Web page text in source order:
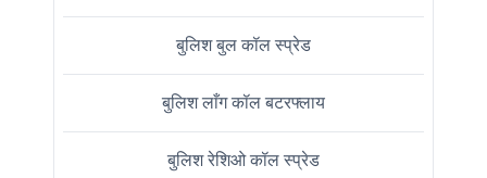
बुलिश बुल कॉल स्प्रेड
बुलिश लाँग कॉल बटरफ्लाय
बुलिश रेशिओ कॉल स्प्रेड